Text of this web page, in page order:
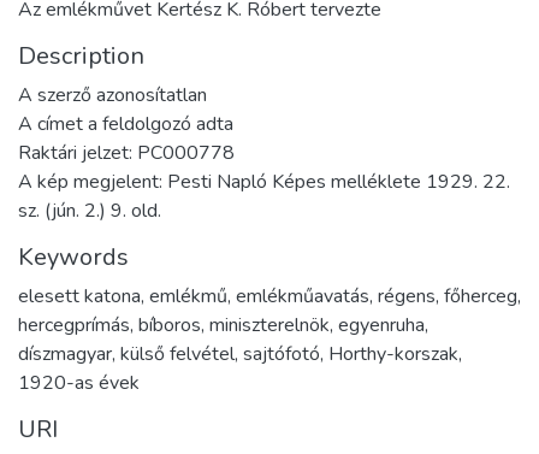
Az emlékművet Kertész K. Róbert tervezte
Description
A szerző azonosítatlan
A címet a feldolgozó adta
Raktári jelzet: PC000778
A kép megjelent: Pesti Napló Képes melléklete 1929. 22.
sz. (jún. 2.) 9. old.
Keywords
elesett katona, emlékmű, emlékműavatás, régens, főherceg,
hercegprímás, bíboros, miniszterelnök, egyenruha,
díszmagyar, külső felvétel, sajtófotó, Horthy-korszak,
1920-as évek
URI